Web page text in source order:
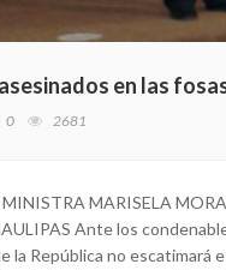
en las
0 2681
MARISELA
Ante los
la República no